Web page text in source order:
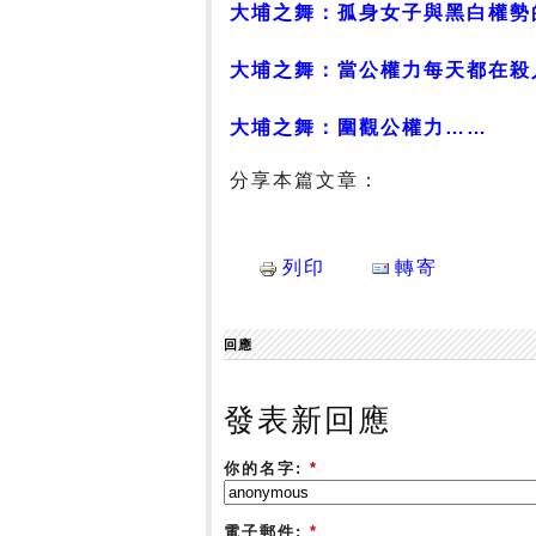
大埔之舞：孤身女子與黑白權勢
大埔之舞：當公權力每天都在
大埔之舞：圍觀公權力……
分享本篇文章：
列印 轉寄
回應
發表新回應
你的名字: *
電子郵件: *